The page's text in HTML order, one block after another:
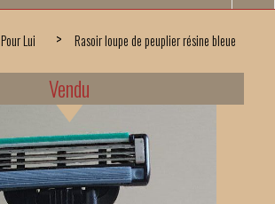
Pour Lui Rasoir loupe de peuplier résine bleue
Vendu